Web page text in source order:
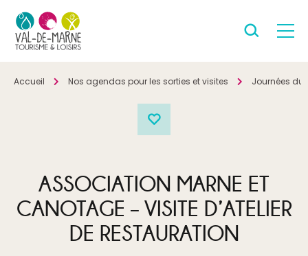
Accueil Nos agendas pour les sorties et visites Journées du
ASSOCIATION MARNE ET
CANOTAGE – VISITE D’ATELIER
DE RESTAURATION